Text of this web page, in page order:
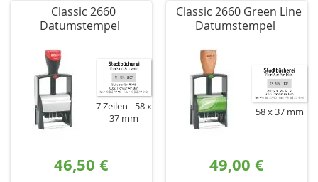
Classic 2660
Datumstempel
7 Zeilen
58 x
37 mm
46,50 €
Classic 2660 Green Line
Datumstempel
58 x 37 mm
49,00 €